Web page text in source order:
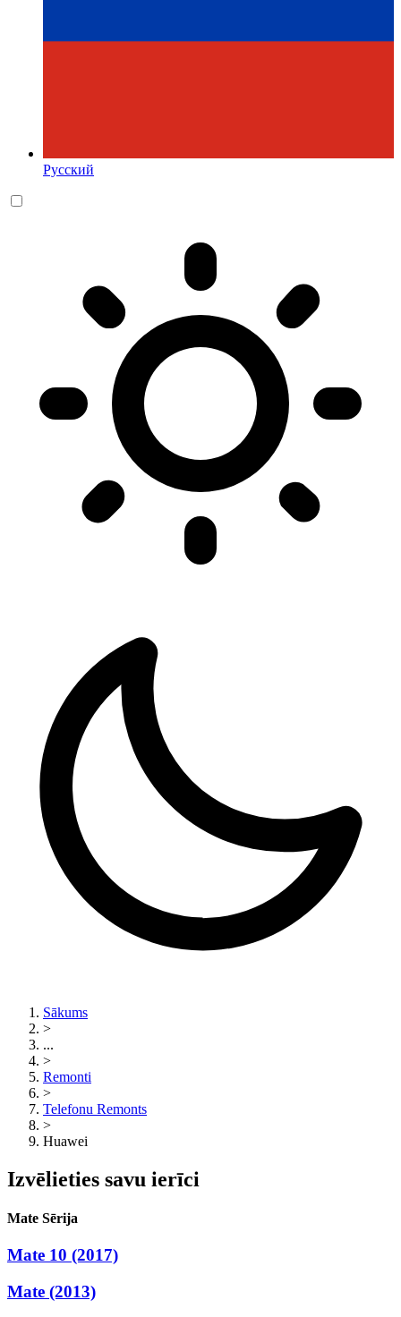
Русский
Sākums
>
...
>
Remonti
>
Telefonu Remonts
>
Huawei
Izvēlieties savu ierīci
Mate Sērija
Mate 10 (2017)
Mate (2013)